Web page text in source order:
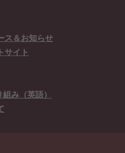
ス＆お知らせ
サイト
み（英語）